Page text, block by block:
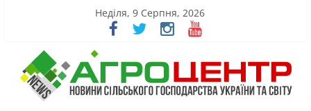
Неділя, 9 Серпня, 2026